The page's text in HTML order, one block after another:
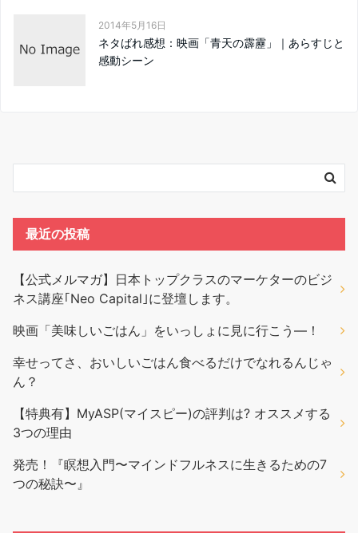
2014年5月16日
ネタばれ感想：映画「青天の霹靂」｜あらすじと
感動シーン
最近の投稿
【公式メルマガ】日本トップクラスのマーケターのビジ
ネス講座｢Neo Capital｣に登壇します。
映画「美味しいごはん」をいっしょに見に行こう―！
幸せってさ、おいしいごはん食べるだけでなれるんじゃ
ん？
【特典有】MyASP(マイスピー)の評判は? オススメする
3つの理由
発売！『瞑想入門〜マインドフルネスに生きるための7
つの秘訣〜』